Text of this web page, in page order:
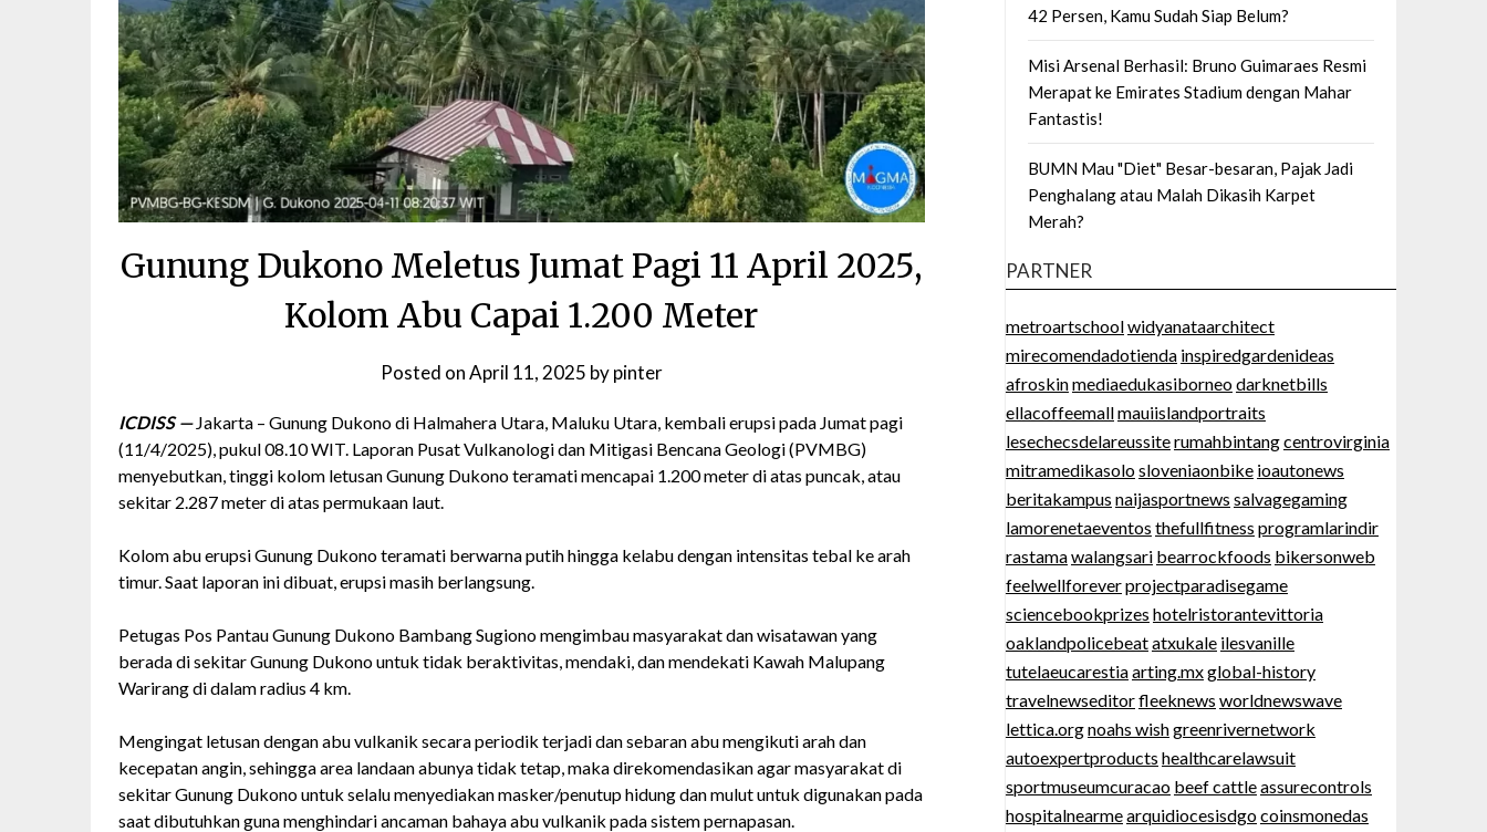
Gunung Dukono Meletus Jumat Pagi 11 April 2025,
Kolom Abu Capai 1.200 Meter
Posted onApril 11, 2025 bypinter
ICDISS —Jakarta – Gunung Dukono di Halmahera Utara, Maluku Utara, kembali erupsi pada Jumat pagi
(11/4/2025), pukul 08.10 WIT. Laporan Pusat Vulkanologi dan Mitigasi Bencana Geologi (PVMBG)
menyebutkan, tinggi kolom letusan Gunung Dukono teramati mencapai 1.200 meter di atas puncak, atau
sekitar 2.287 meter di atas permukaan laut.
Kolom abu erupsi Gunung Dukono teramati berwarna putih hingga kelabu dengan intensitas tebal ke arah
timur. Saat laporan ini dibuat, erupsi masih berlangsung.
Petugas Pos Pantau Gunung Dukono Bambang Sugiono mengimbau masyarakat dan wisatawan yang
berada di sekitar Gunung Dukono untuk tidak beraktivitas, mendaki, dan mendekati Kawah Malupang
Warirang di dalam radius 4 km.
Mengingat letusan dengan abu vulkanik secara periodik terjadi dan sebaran abu mengikuti arah dan
kecepatan angin, sehingga area landaan abunya tidak tetap, maka direkomendasikan agar masyarakat di
sekitar Gunung Dukono untuk selalu menyediakan masker/penutup hidung dan mulut untuk digunakan pada
saat dibutuhkan guna menghindari ancaman bahaya abu vulkanik pada sistem pernapasan.
42 Persen, Kamu Sudah Siap Belum?
Misi Arsenal Berhasil: Bruno Guimaraes Resmi
Merapat ke Emirates Stadium dengan Mahar
Fantastis!
BUMN Mau "Diet" Besar-besaran, Pajak Jadi
Penghalang atau Malah Dikasih Karpet
Merah?
PARTNER
metroartschoolwidyanataarchitect
mirecomendadotienda inspiredgardenideas
afroskinmediaedukasiborneodarknetbills
ellacoffeemallmauiislandportraits
lesechecsdelareussiterumahbintangcentrovirginia
mitramedikasolosloveniaonbike ioautonews
beritakampus naijasportnews salvagegaming
lamorenetaeventos thefullfitness programlarindir
rastamawalangsari bearrockfoods bikersonweb
feelwellforeverprojectparadisegame
sciencebookprizes hotelristorantevittoria
oaklandpolicebeatatxukale ilesvanille
tutelaeucarestiaarting.mxglobal-history
travelnewseditorfleeknews worldnewswave
lettica.orgnoahs wishgreenrivernetwork
autoexpertproducts healthcarelawsuit
sportmuseumcuracao beef cattleassurecontrols
hospitalnearmearquidiocesisdgocoinsmonedas